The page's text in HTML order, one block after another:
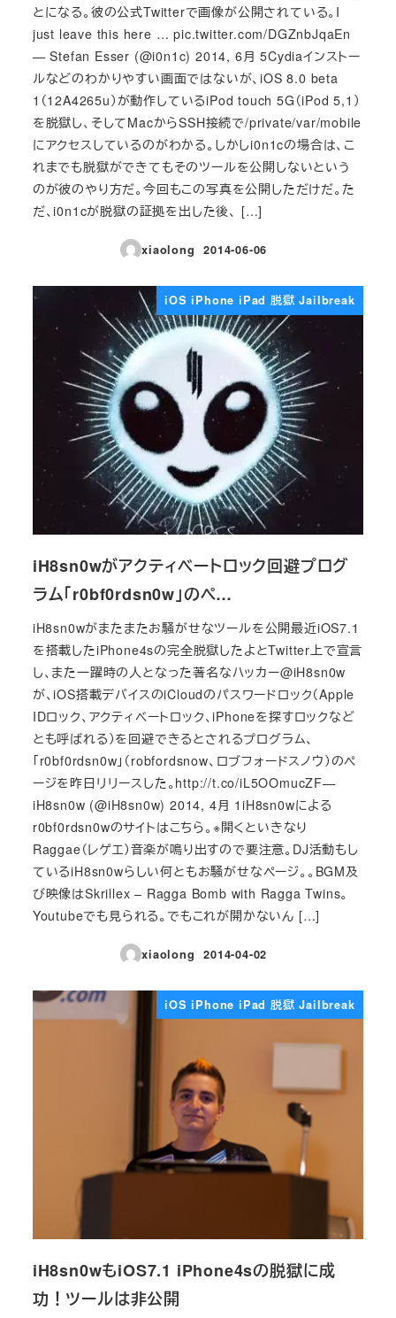
とになる。彼の公式Twitterで画像が公開されている。I
just leave this here … pic.twitter.com/DGZnbJqaEn
— Stefan Esser (@i0n1c) 2014, 6月 5Cydiaインストー
ルなどのわかりやすい画面ではないが、iOS 8.0 beta
1（12A4265u）が動作しているiPod touch 5G（iPod 5,1）
を脱獄し、そしてMacからSSH接続で/private/var/mobile
にアクセスしているのがわかる。しかしi0n1cの場合は、こ
れまでも脱獄ができてもそのツールを公開しないという
のが彼のやり方だ。今回もこの写真を公開しただけだ。た
だ、i0n1cが脱獄の証拠を出した後、 […]
xiaolong
投稿日
2014-06-06
iOS iPhone iPad 脱獄 Jailbreak
iH8sn0wがアクティベートロック回避プログ
ラム「r0bf0rdsn0w」のペ…
iH8sn0wがまたまたお騒がせなツールを公開最近iOS7.1
を搭載したiPhone4sの完全脱獄したよとTwitter上で宣言
し、また一躍時の人となった著名なハッカー@iH8sn0w
が、iOS搭載デバイスのiCloudのパスワードロック（Apple
IDロック、アクティベートロック、iPhoneを探すロックなど
とも呼ばれる）を回避できるとされるプログラム、
「r0bf0rdsn0w」（robfordsnow、ロブフォードスノウ）のペ
ージを昨日リリースした。http://t.co/iL5OOmucZF—
iH8sn0w (@iH8sn0w) 2014, 4月 1iH8sn0wによる
r0bf0rdsn0wのサイトはこちら。※開くといきなり
Raggae（レゲエ）音楽が鳴り出すので要注意。DJ活動もし
ているiH8sn0wらしい何ともお騒がせなページ。。BGM及
び映像はSkrillex – Ragga Bomb with Ragga Twins。
Youtubeでも見られる。でもこれが開かないん […]
xiaolong
投稿日
2014-04-02
iOS iPhone iPad 脱獄 Jailbreak
iH8sn0wもiOS7.1 iPhone4sの脱獄に成
功！ツールは非公開